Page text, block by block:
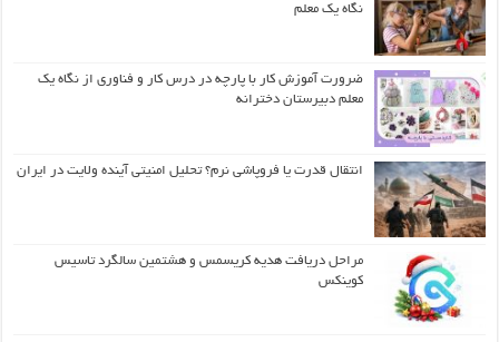
نگاه یک معلم
ضرورت آموزش کار با پارچه در درس کار و فناوری از نگاه یک
معلم دبیرستان دخترانه
انتقال قدرت یا فروپاشی نرم؟ تحلیل امنیتی آینده ولایت در ایران
مراحل دریافت هدیه کریسمس و هشتمین سالگرد تاسیس
کوینکس